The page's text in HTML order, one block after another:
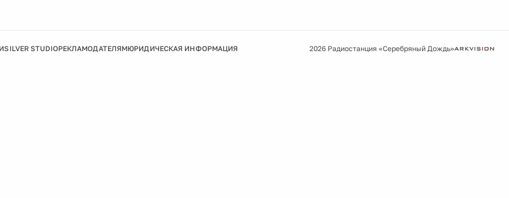
SILVER STUDIOРЕКЛАМОДАТЕЛЯМЮРИДИЧЕСКАЯ ИНФОРМАЦИЯ 2026 Радиостанция «Серебряный Дождь»